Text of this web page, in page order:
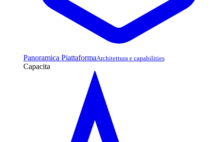
Panoramica PiattaformaArchitettura e capabilities
Capacita